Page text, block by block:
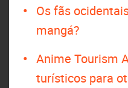
Os fãs
mangá?
Anime Tourism
turísticos para